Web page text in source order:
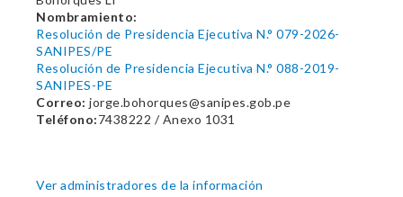
Nombramiento:
Resolución de Presidencia Ejecutiva N.° 079-2026-
SANIPES/PE
Resolución de Presidencia Ejecutiva N.° 088-2019-
SANIPES-PE
Correo: jorge.bohorques@sanipes.gob.pe
Teléfono:7438222 / Anexo 1031
Ver administradores de la información